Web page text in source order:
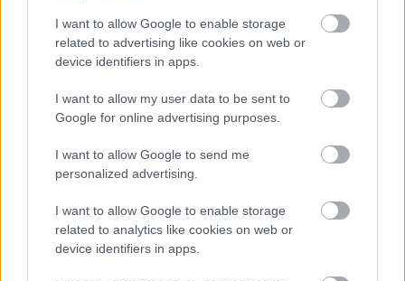
I want to allow Google to enable storage
related to advertising like cookies on web or
device identifiers in apps.
I want to allow my user data to be sent to
Google for online advertising purposes.
I want to allow Google to send me
personalized advertising.
I want to allow Google to enable storage
related to analytics like cookies on web or
device identifiers in apps.
A lakosságra is fontos szerep hárul a szúnyoginvázió
elkerülésében